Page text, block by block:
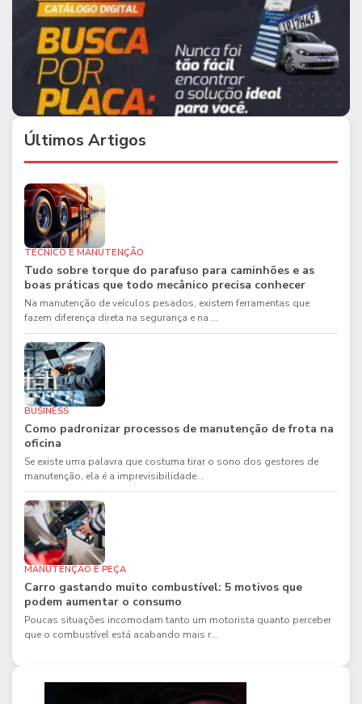
Últimos Artigos
TÉCNICO E MANUTENÇÃO
Tudo sobre torque do parafuso para caminhões e as
boas práticas que todo mecânico precisa conhecer
Na manutenção de veículos pesados, existem ferramentas que
fazem diferença direta na segurança e na ...
BUSINESS
Como padronizar processos de manutenção de frota na
oficina
Se existe uma palavra que costuma tirar o sono dos gestores de
manutenção, ela é a imprevisibilidade...
MANUTENÇÃO E PEÇA
Carro gastando muito combustível: 5 motivos que
podem aumentar o consumo
Poucas situações incomodam tanto um motorista quanto perceber
que o combustível está acabando mais r...